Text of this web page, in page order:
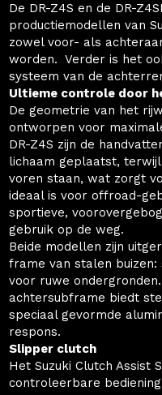
De DR-Z4S en de DR-
productiemodellen van
zowel voor- als
worden. Verder is het
systeem van de
Ultieme controle door
De geometrie van het
ontworpen voor
DR-Z4S zijn de
lichaam geplaatst,
voren staan, wat zorgt
ideaal is voor offroad-
sportieve,
gebruik op de weg.
Beide modellen zijn
frame van stalen
voor ruwe
achtersubframe biedt
speciaal gevormde
respons.
Slipper clutch
Het Suzuki Clutch Assist
controleerbare